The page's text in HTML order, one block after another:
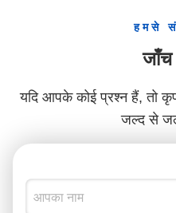
हमसे
जाँच
यदि आपके कोई प्रश्न हैं, तो
जल्द से